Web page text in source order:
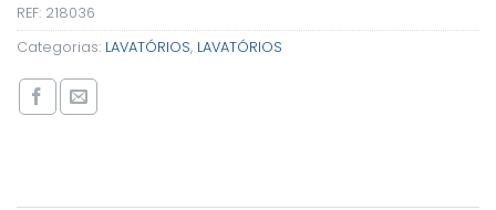
REF: 218036
Categorias: LAVATÓRIOS, LAVATÓRIOS